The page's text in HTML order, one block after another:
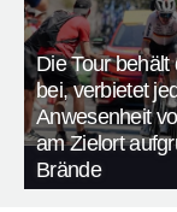
Die Tour behält
bei, verbietet
Anwesenheit
am Zielort
Brände